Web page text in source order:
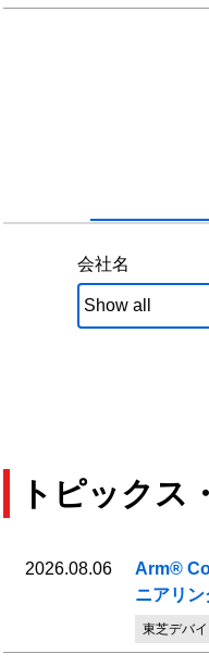
会社名
トピックス
2026.08.06
Arm®
ニアリ
東芝デバ